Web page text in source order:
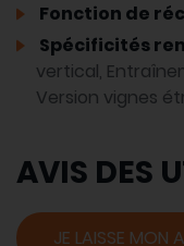
Fonction de
Spécificités
vertical,
Version vignes
AVIS DES
JE LAISSE MON